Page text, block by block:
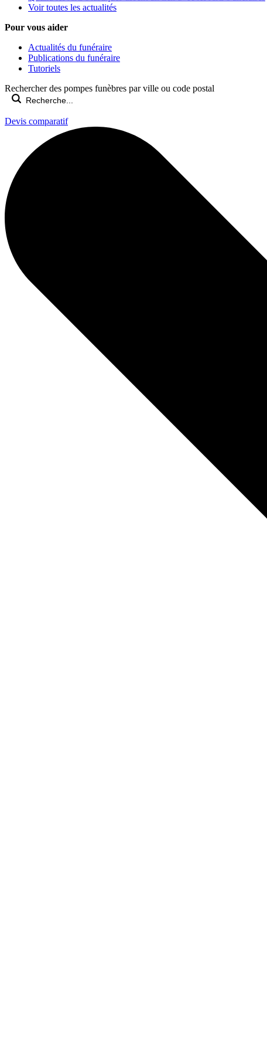
Voir toutes les actualités
Pour vous aider
Actualités du funéraire
Publications du funéraire
Tutoriels
Rechercher des pompes funèbres par ville ou code postal
Devis comparatif